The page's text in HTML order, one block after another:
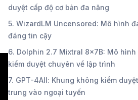
duyệt cấp độ cơ bản đa năng
5. WizardLM Uncensored: Mô hình
đáng tin cậy
6. Dolphin 2.7 Mixtral 8x7B: Mô hình
kiểm duyệt chuyên về lập trình
7. GPT-4All: Khung không kiểm
trung vào ngoại tuyến